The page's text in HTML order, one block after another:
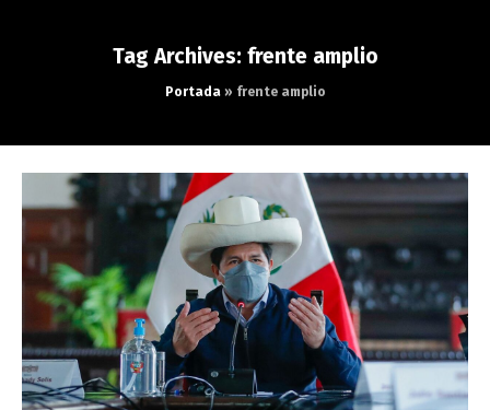
Tag Archives: frente amplio
Portada» frente amplio